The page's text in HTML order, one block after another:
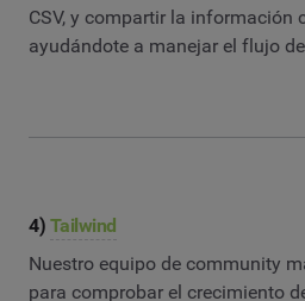
CSV, y compartir la información
ayudándote a manejar el flujo
4) Tailwind
Nuestro equipo de community
para comprobar el crecimiento